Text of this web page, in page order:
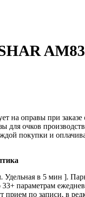
на оправы при заказе
для очков
покупки и
в 5 мин ].
33+ параметрам
прием по записи, в